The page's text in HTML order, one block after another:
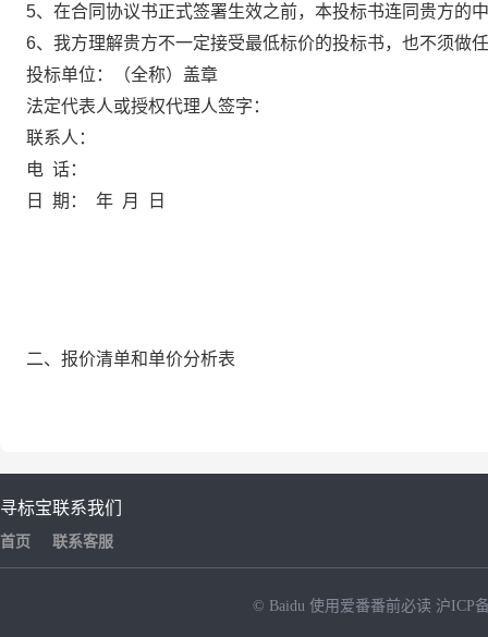
5、在合同协议书正式签署生效之前，本投标书连同贵方的
6、我方理解贵方不一定接受最低标价的投标书，也不须做
投标单位：（全称）盖章
法定代表人或授权代理人签字：
联系人：
电 话：
日
期： 年 月 日
二、报价清单和单价分析表
寻标宝
首页
联系我们
联系客服
© Baidu 使用爱番番前必读 沪ICP